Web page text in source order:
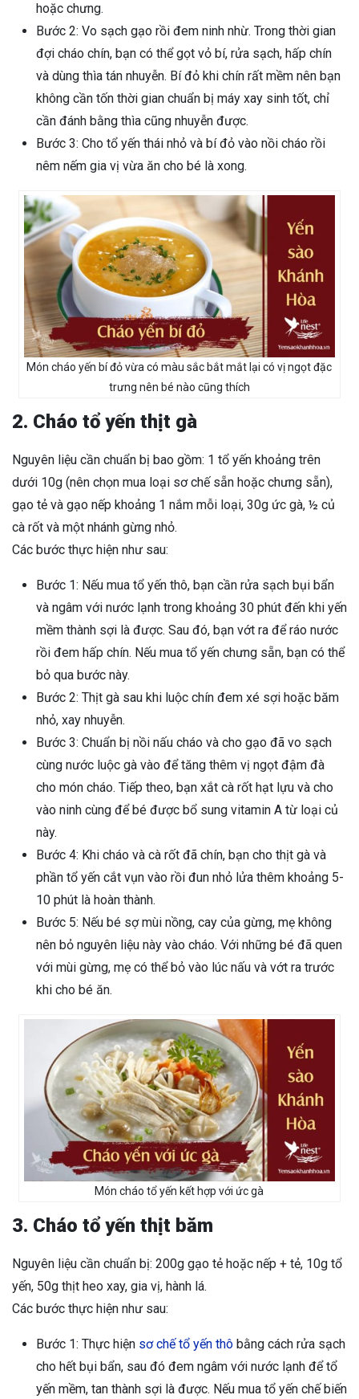
hoặc chưng.
Bước 2: Vo sạch gạo rồi đem ninh nhừ. Trong thời gian
đợi cháo chín, bạn có thể gọt vỏ bí, rửa sạch, hấp chín
và dùng thìa tán nhuyễn. Bí đỏ khi chín rất mềm nên bạn
không cần tốn thời gian chuẩn bị máy xay sinh tốt, chỉ
cần đánh bằng thìa cũng nhuyễn được.
Bước 3: Cho tổ yến thái nhỏ và bí đỏ vào nồi cháo rồi
nêm nếm gia vị vừa ăn cho bé là xong.
Món cháo yến bí đỏ vừa có màu sắc bắt mắt lại có vị ngọt đặc
trưng nên bé nào cũng thích
2. Cháo tổ yến thịt gà
Nguyên liệu cần chuẩn bị bao gồm: 1 tổ yến khoảng trên
dưới 10g (nên chọn mua loại sơ chế sẵn hoặc chưng sẵn),
gạo tẻ và gạo nếp khoảng 1 nắm mỗi loại, 30g ức gà, ½ củ
cà rốt và một nhánh gừng nhỏ.
Các bước thực hiện như sau:
Bước 1: Nếu mua tổ yến thô, bạn cần rửa sạch bụi bẩn
và ngâm với nước lạnh trong khoảng 30 phút đến khi yến
mềm thành sợi là được. Sau đó, bạn vớt ra để ráo nước
rồi đem hấp chín. Nếu mua tổ yến chưng sẵn, bạn có thể
bỏ qua bước này.
Bước 2: Thịt gà sau khi luộc chín đem xé sợi hoặc băm
nhỏ, xay nhuyễn.
Bước 3: Chuẩn bị nồi nấu cháo và cho gạo đã vo sạch
cùng nước luộc gà vào để tăng thêm vị ngọt đậm đà
cho món cháo. Tiếp theo, bạn xắt cà rốt hạt lựu và cho
vào ninh cùng để bé được bổ sung vitamin A từ loại củ
này.
Bước 4: Khi cháo và cà rốt đã chín, bạn cho thịt gà và
phần tổ yến cắt vụn vào rồi đun nhỏ lửa thêm khoảng 5-
10 phút là hoàn thành.
Bước 5: Nếu bé sợ mùi nồng, cay của gừng, mẹ không
nên bỏ nguyên liệu này vào cháo. Với những bé đã quen
với mùi gừng, mẹ có thể bỏ vào lúc nấu và vớt ra trước
khi cho bé ăn.
Món cháo tổ yến kết hợp với ức gà
3. Cháo tổ yến thịt băm
Nguyên liệu cần chuẩn bị: 200g gạo tẻ hoặc nếp + tẻ, 10g tổ
yến, 50g thịt heo xay, gia vị, hành lá.
Các bước thực hiện như sau:
Bước 1: Thực hiện sơ chế tổ yến thô bằng cách rửa sạch
cho hết bụi bẩn, sau đó đem ngâm với nước lạnh để tổ
yến mềm, tan thành sợi là được. Nếu mua tổ yến chế biến